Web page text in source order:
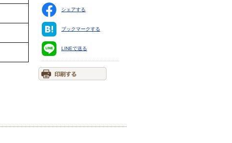
シェアする
ブックマークする
LINEで送る